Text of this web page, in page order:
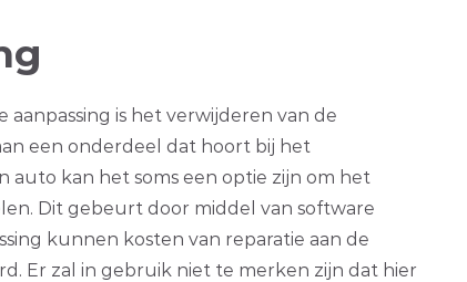
is het verwijderen van de
een onderdeel dat hoort bij het
auto kan het soms een optie zijn om het
Dit gebeurt door middel van software
kunnen kosten van reparatie aan de
Er zal in gebruik niet te merken zijn dat hier